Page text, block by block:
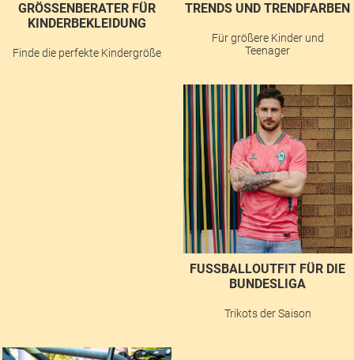
GRÖSSENBERATER FÜR K
INDERBEKLEIDUNG
Finde die perfekte Kindergröße
TRENDS UND TRENDFARBEN
Für größere Kinder und
Teenager
FUSSBALLOUTFIT FÜR DIE B
UNDESLIGA
Trikots der Saison